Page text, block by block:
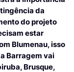
da
do projeto
estar
Blumenau, isso
Barragem vai
Brusque,